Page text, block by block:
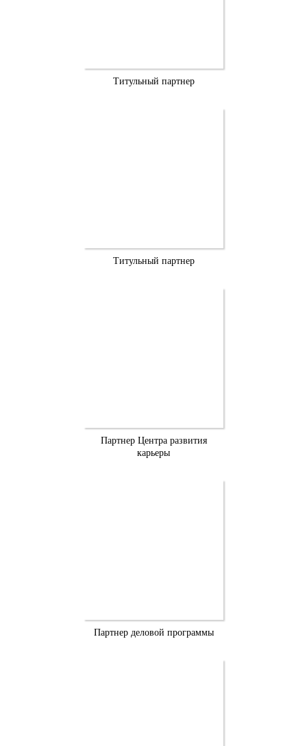
Титульный партнер
Титульный партнер
Партнер Центра развития
карьеры
Партнер деловой программы